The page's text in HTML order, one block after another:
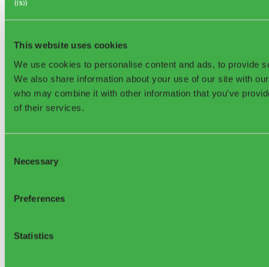
This website uses cookies
We use cookies to personalise content and ads, to provide
We also share information about your use of our site with
who may combine it with other information that you’ve
of their services.
Selection
Necessary
Preferences
Statistics